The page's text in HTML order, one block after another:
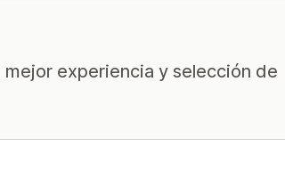
experiencia y selección de